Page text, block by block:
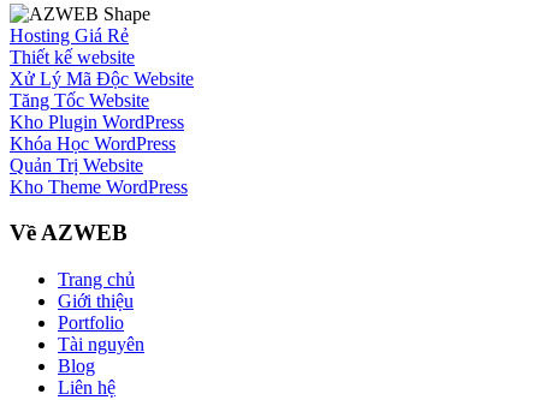
Hosting Giá Rẻ
Thiết kế website
Xử Lý Mã Độc Website
Tăng Tốc Website
Kho Plugin WordPress
Khóa Học WordPress
Quản Trị Website
Kho Theme WordPress
Về AZWEB
Trang chủ
Giới thiệu
Portfolio
Tài nguyên
Blog
Liên hệ